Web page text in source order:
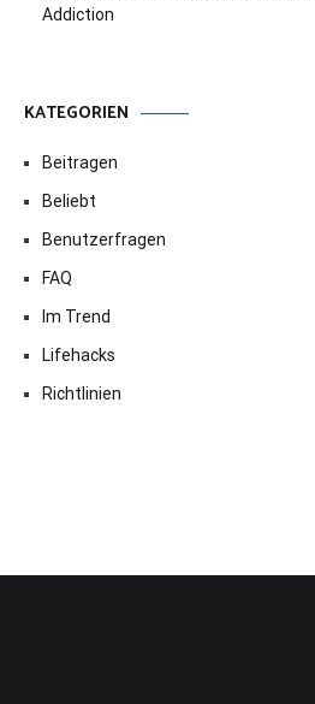
Addiction
KATEGORIEN
Beitragen
Beliebt
Benutzerfragen
FAQ
Im Trend
Lifehacks
Richtlinien